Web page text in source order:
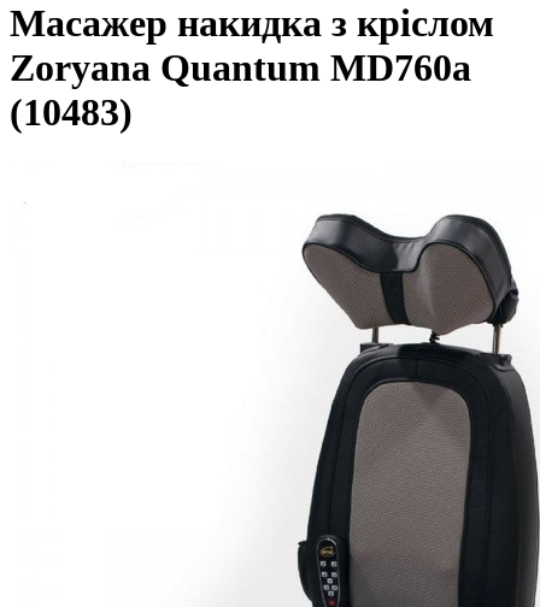
Масажер накидка з кріслом
Zoryana Quantum MD760a
(10483)